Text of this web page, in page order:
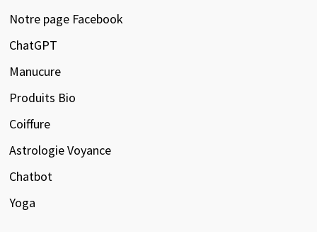
Notre page Facebook
ChatGPT
Manucure
Produits Bio
Coiffure
Astrologie Voyance
Chatbot
Yoga